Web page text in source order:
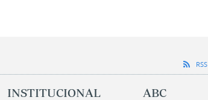
RSS
INSTITUCIONAL ABC